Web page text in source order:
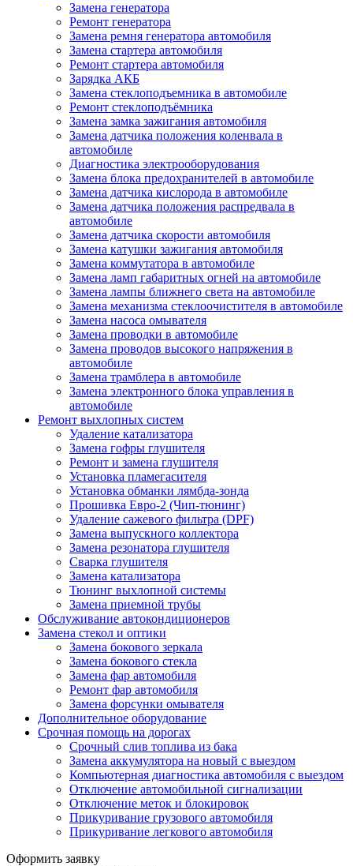
Замена генератора
Ремонт генератора
Замена ремня генератора автомобиля
Замена стартера автомобиля
Ремонт стартера автомобиля
Зарядка АКБ
Замена стеклоподъемника в автомобиле
Ремонт стеклоподъёмника
Замена замка зажигания автомобиля
Замена датчика положения коленвала в
автомобиле
Диагностика электрооборудования
Замена блока предохранителей в автомобиле
Замена датчика кислорода в автомобиле
Замена датчика положения распредвала в
автомобиле
Замена датчика скорости автомобиля
Замена катушки зажигания автомобиля
Замена коммутатора в автомобиле
Замена ламп габаритных огней на автомобиле
Замена лампы ближнего света на автомобиле
Замена механизма стеклоочистителя в автомобиле
Замена насоса омывателя
Замена проводки в автомобиле
Замена проводов высокого напряжения в
автомобиле
Замена трамблера в автомобиле
Замена электронного блока управления в
автомобиле
Ремонт выхлопных систем
Удаление катализатора
Замена гофры глушителя
Ремонт и замена глушителя
Установка пламегасителя
Установка обманки лямбда-зонда
Прошивка Евро-2 (Чип-тюнинг)
Удаление сажевого фильтра (DPF)
Замена выпускного коллектора
Замена резонатора глушителя
Сварка глушителя
Замена катализатора
Тюнинг выхлопной системы
Замена приемной трубы
Обслуживание автокондиционеров
Замена стекол и оптики
Замена бокового зеркала
Замена бокового стекла
Замена фар автомобиля
Ремонт фар автомобиля
Замена форсунки омывателя
Дополнительное оборудование
Срочная помощь на дорогах
Срочный слив топлива из бака
Замена аккумулятора на новый с выездом
Компьютерная диагностика автомобиля с выездом
Отключение автомобильной сигнализации
Отключение меток и блокировок
Прикуривание грузового автомобиля
Прикуривание легкового автомобиля
Оформить заявку